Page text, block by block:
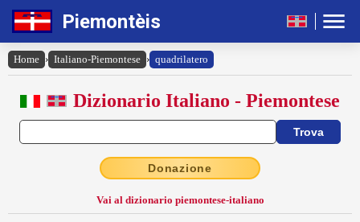
Piemontèis
Home › Italiano-Piemontese › quadrilatero
Dizionario Italiano - Piemontese
Donazione
Vai al dizionario piemontese-italiano